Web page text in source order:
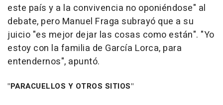
este país y a la convivencia no oponiéndose" al
debate, pero Manuel Fraga subrayó que a su
juicio "es mejor dejar las cosas como están". "Yo
estoy con la familia de García Lorca, para
entendernos", apuntó.
"PARACUELLOS Y OTROS SITIOS"